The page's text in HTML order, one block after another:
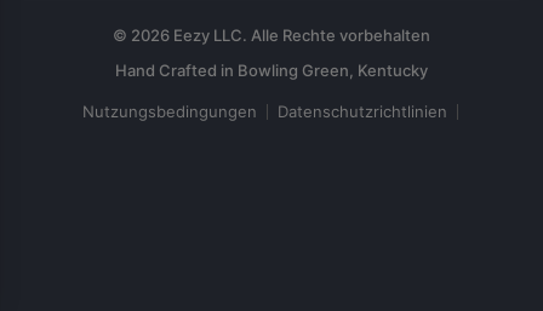
© 2026 Eezy LLC. Alle Rechte vorbehalten
Nutzungsbedingungen Datenschutzrichtlinien